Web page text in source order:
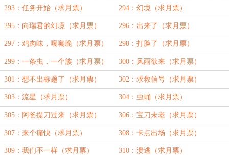
293：任务开始（求月票） 294：幻境（求月票）
295：向瑞君的幻境（求月票） 296：出来了（求月票）
297：鸡肉味，嘎嘣脆（求月票） 298：打脸了（求月票）
299：一条虫，一个族（求月票） 300：风雨欲来（求月票）
301：想不出标题了（求月票） 302：求救信号（求月票）
303：流星（求月票） 304：虫蛹（求月票）
305：阿爸提刀过来（求月票） 306：宝刀未老（求月票）
307：来个痛快（求月票） 308：卡点出场（求月票）
309：我们不一样（求月票） 310：溃逃（求月票）